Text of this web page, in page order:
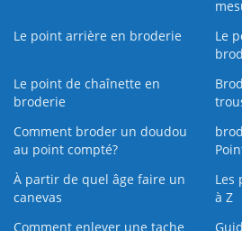
Le point arrière en broderie
Le
Le point de chaînette en
broderie
Comment broder un doudou
au point compté?
À partir de quel âge faire un
canevas
Les
à Z
Comment enlever une tache